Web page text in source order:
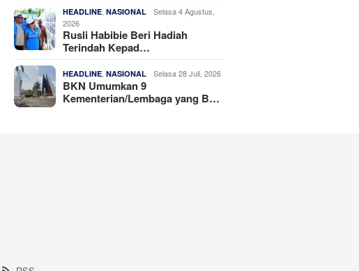
HEADLINE ,NASIONAL
Selasa 4 Agustus,
2026
Rusli Habibie Beri Hadiah
Terindah Kepad…
HEADLINE ,NASIONAL Selasa 28 Juli, 2026
BKN Umumkan 9
Kementerian/Lembaga yang B…